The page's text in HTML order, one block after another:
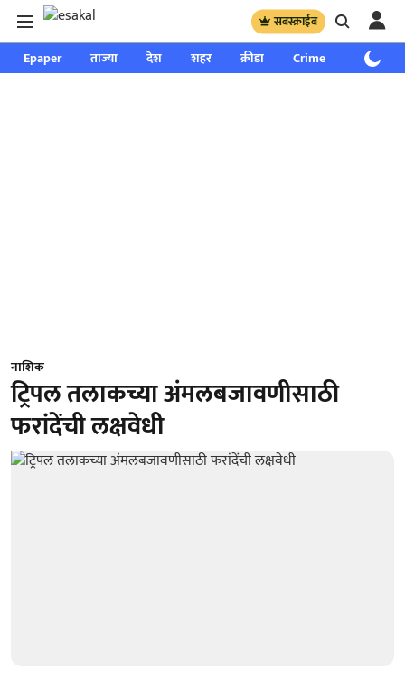
सबस्क्राईब
Epaper ताज्या देश शहर क्रीडा Crime साप्ताहिक
नाशिक
ट्रिपल तलाकच्या अंमलबजावणीसाठी
फरांदेंची लक्षवेधी